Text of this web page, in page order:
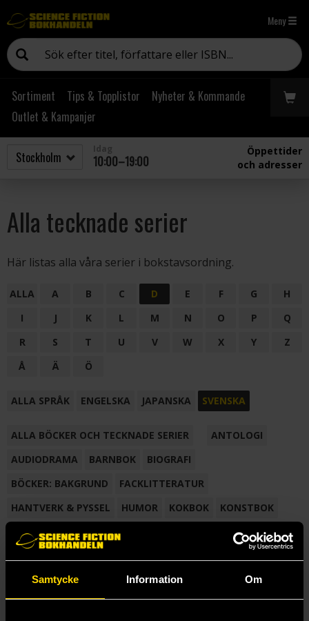
Samtycke Information Om
Meny
Sortiment Tips & Topplistor
Nyheter & Kommande
Outlet & Kampanjer
10:00–19:00
Öppettider
och adresser
Alla tecknade serier
Här listas alla våra serier i bokstavsordning.
ALLA A B C D E F G
H
I
J K L M N O P
Q
R
S T U V W X Y
Z
Å
Ä Ö
ALLA SPRÅK ENGELSKA JAPANSKA SVENSKA
ALLA BÖCKER OCH TECKNADE SERIER
ANTOLOGI
AUDIODRAMA
BARNBOK
BIOGRAFI
BÖCKER: BAKGRUND
FACKLITTERATUR
HANTVERK & PYSSEL
HUMOR KOKBOK
KONSTBOK
KORTROMAN
LÄROBOK
NOVELL
SAMLINGSVOLYM
TECKNA & MÅLA TECKNAD SERIE